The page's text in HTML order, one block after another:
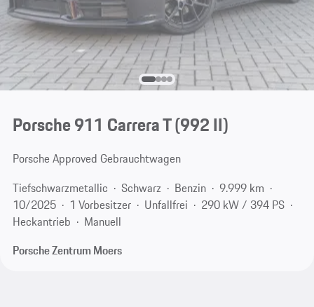
Porsche 911 Carrera T(992 II)
Porsche Approved Gebrauchtwagen
Tiefschwarzmetallic
Schwarz Benzin
9.999 km
10/2025
1 Vorbesitzer Unfallfrei
290 kW / 394 PS
Heckantrieb
Manuell
Porsche Zentrum Moers